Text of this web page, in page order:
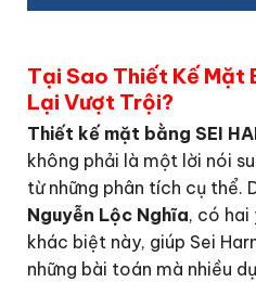
Tại Sao Thiết Kế Mặt
Lại Vượt Trội?
Thiết kế mặt bằng SEI
không phải là một lời nói
từ những phân tích cụ thể.
Nguyễn Lộc Nghĩa, có hai
khác biệt này, giúp Sei
những bài toán mà nhiều